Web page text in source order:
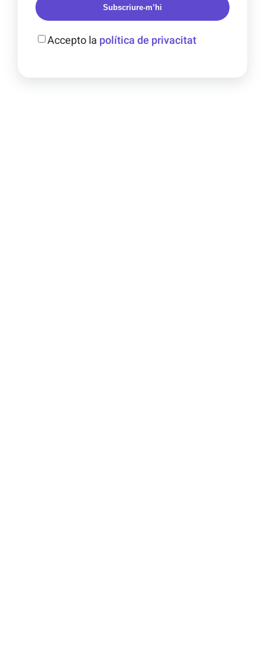
Subscriure-m’hi
Accepto la política de privacitat